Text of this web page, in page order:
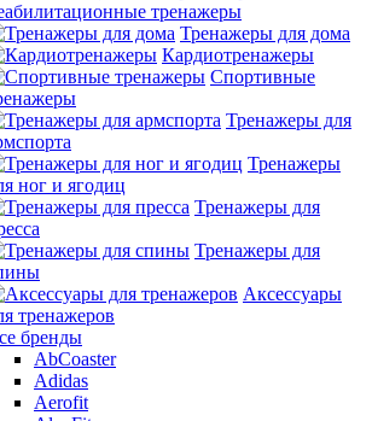
тренажеры
Тренажеры для дома
Кардиотренажеры
Спортивные
Тренажеры для
Тренажеры
ног и ягодиц
Тренажеры для
Тренажеры для
Аксессуары
тренажеров
бренды
AbCoaster
Adidas
Aerofit